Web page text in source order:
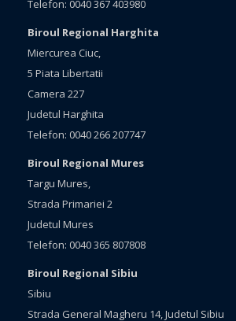
Telefon: 0040 367 403980
Biroul Regional Harghita
Miercurea Ciuc,
5 Piata Libertatii
Camera 227
Judetul Harghita
Telefon: 0040 266 207747
Biroul Regional Mures
Targu Mures,
Strada Primariei 2
Judetul Mures
Telefon: 0040 365 807808
Biroul Regional Sibiu
Sibiu
Strada General Magheru 14, Judetul Sibiu